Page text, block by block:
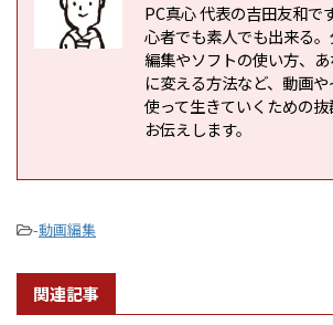
PC真心 代表の吉田友和で
心者でも素人でも出来る
編集やソフトの使い方、
に変える方法など、動画
使って生きていくための
お伝えします。
-動画編集
関連記事